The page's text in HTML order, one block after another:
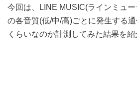
今回は、LINE MUSIC(ラインミュ
の各音質(低/中/高)ごとに発生する
くらいなのか計測してみた結果を紹